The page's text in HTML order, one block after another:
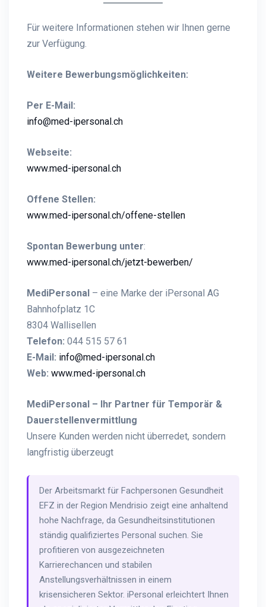
Für weitere Informationen stehen wir Ihnen gerne
zur Verfügung.
Weitere Bewerbungsmöglichkeiten:
Per E-Mail:
info@med-ipersonal.ch
Webseite:
www.med-ipersonal.ch
Offene Stellen:
www.med-ipersonal.ch/offene-stellen
Spontan Bewerbung unter:
www.med-ipersonal.ch/jetzt-bewerben/
MediPersonal – eine Marke der iPersonal AG
Bahnhofplatz 1C
8304 Wallisellen
Telefon: 044 515 57 61
E-Mail: info@med-ipersonal.ch
Web: www.med-ipersonal.ch
MediPersonal – Ihr Partner für Temporär &
Dauerstellenvermittlung
Unsere Kunden werden nicht überredet, sondern
langfristig überzeugt
Der Arbeitsmarkt für Fachpersonen Gesundheit
EFZ in der Region Mendrisio zeigt eine anhaltend
hohe Nachfrage, da Gesundheitsinstitutionen
ständig qualifiziertes Personal suchen. Sie
profitieren von ausgezeichneten
Karrierechancen und stabilen
Anstellungsverhältnissen in einem
krisensicheren Sektor. iPersonal erleichtert Ihnen